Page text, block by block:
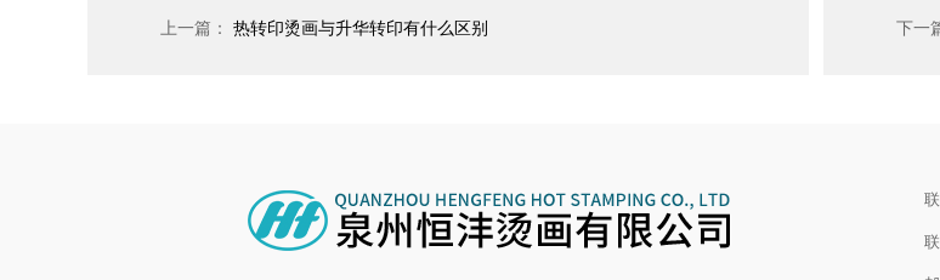
上一篇： 热转印烫画与升华转印有什么区别 下一